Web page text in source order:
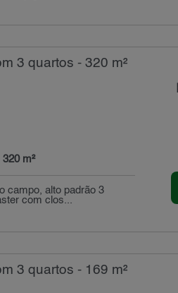
3 quartos - 320 m²
320 m²
campo, alto padrão 3
com clos...
3 quartos - 169 m²